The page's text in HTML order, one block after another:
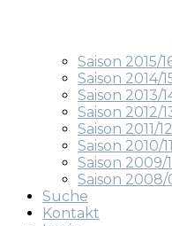
Saison 2015/
Saison 2014/
Saison 2013/
Saison 2012/
Saison 2011/
Saison 2010/
Saison 2009/
Saison 2008/
Suche
Kontakt